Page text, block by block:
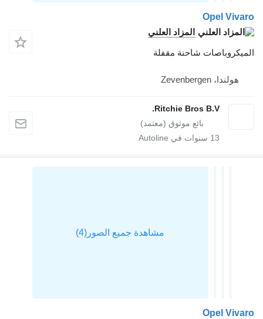
Opel
المزاد العلني
شاحنة مقفلة
هولندا، Zevenbergen
Ritchie Bros B.V.
سنوات في Autoline
Opel